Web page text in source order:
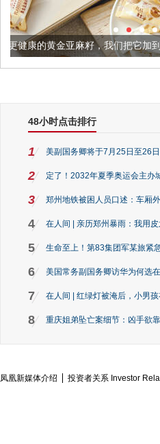
我们把它加到了牛轧糖里
48小时点击排行
1 美副国务卿将于7月25日至26
2 定了！2032年夏季奥运会主办
3 郑州地铁被困人员口述：车厢
4 在人间 | 亲历郑州暴雨：我用
5 生命至上！第83集团军某旅紧
6 美国常务副国务卿访华为何选
7 在人间 | 红绿灯被淹后，小男
8 重庆姐弟坠亡案细节：凶手欲
凤凰新媒体介绍 投资者关系 Investor